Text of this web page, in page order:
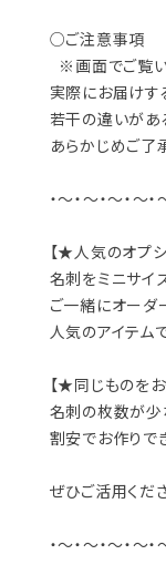
○ご注意事項
※画面でご覧
実際にお届けす
若干の違いがあ
あらかじめご了
・～・～・～・～・
【★人気のオプシ
名刺をミニサイ
ご一緒にオーダ
人気のアイテム
【★同じものを
名刺の枚数が少
割安でお作りで
ぜひご活用くだ
・～・～・～・～・